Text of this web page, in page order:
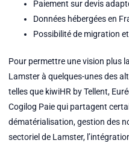
Paiement sur devis
Données hébergées en
Possibilité de migration
Pour permettre une vision plus
Lamster à quelques-unes des
telles que kiwiHR by Tellent,
Cogilog Paie qui partagent
dématérialisation, gestion des
sectoriel de Lamster,